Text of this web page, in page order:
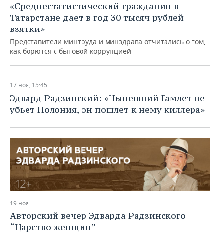
«Среднестатистический гражданин в
Татарстане дает в год 30 тысяч рублей
взятки»
Представители минтруда и минздрава отчитались о том,
как борются с бытовой коррупцией
17 ноя, 15:45
Эдвард Радзинский: «Нынешний Гамлет не
убьет Полония, он пошлет к нему киллера»
19 ноя
Авторский вечер Эдварда Радзинского
“Царство женщин”